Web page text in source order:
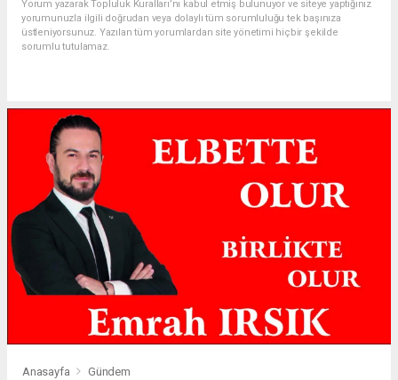
Yorum yazarak Topluluk Kuralları’nı kabul etmiş bulunuyor ve siteye yaptığınız
yorumunuzla ilgili doğrudan veya dolaylı tüm sorumluluğu tek başınıza
üstleniyorsunuz. Yazılan tüm yorumlardan site yönetimi hiçbir şekilde
sorumlu tutulamaz.
Anasayfa Gündem